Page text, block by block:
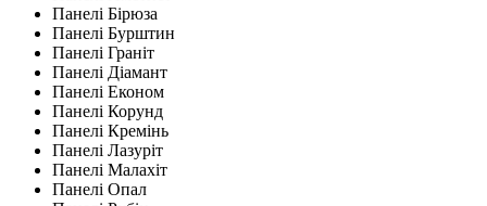
Панелі Бірюза
Панелі Бурштин
Панелі Граніт
Панелі Діамант
Панелі Економ
Панелі Корунд
Панелі Кремінь
Панелі Лазуріт
Панелі Малахіт
Панелі Опал